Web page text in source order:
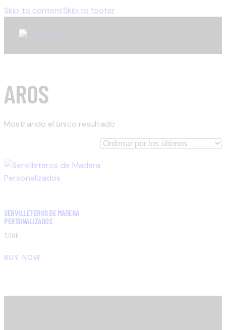
Skip to contentSkip to footer
AROS
Mostrando el único resultado
SERVILLETEROS DE MADERA
PERSONALIZADOS
3,00€
BUY NOW